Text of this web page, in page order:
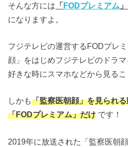
そんな方には 「FODプレミアム 」
になりますよ。
フジテレビの運営するFODプレ
顔」をはじめフジテレビのドラ
好きな時にスマホなどから見るこ
しかも「監察医朝顔」を見られ
「FODプレミアム」だけ です！
2019年に放送された「監察医朝